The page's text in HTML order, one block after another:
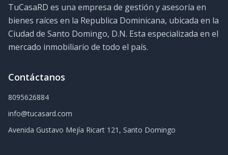
TuCasaRD es una empresa de gestión y asesoría en
bienes raíces en la Republica Dominicana, ubicada en la
Ciudad de Santo Domingo, D.N. Esta especializada en el
mercado inmobiliario de todo el país.
Contáctanos
8095626884
info@tucasard.com
Avenida Gustavo Mejía Ricart 121, Santo Domingo